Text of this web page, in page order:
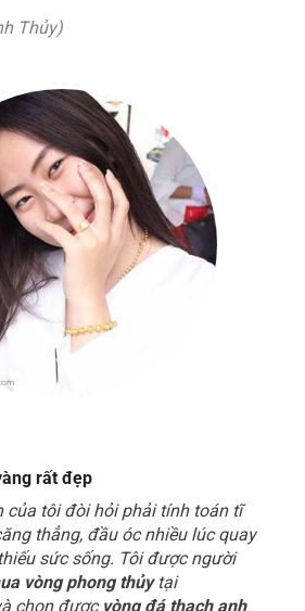
Thủy)
rất đẹp
của tôi đòi hỏi phải tính toán tĩ
thẳng, đầu óc nhiều lúc quay
sức sống. Tôi được người
vòng phong thủytại
chọn được vòng đá thạch anh